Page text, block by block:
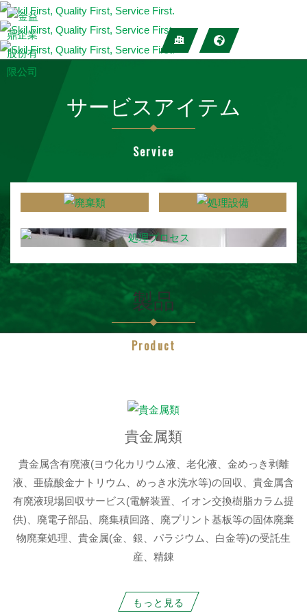
サービスアイテム
Service
製品
Product
貴金属類
貴金属含有廃液(ヨウ化カリウム液、老化液、金めっき剥離
液、亜硫酸金ナトリウム、めっき水洗水等)の回収、貴金属含
有廃液現場回収サービス(電解装置、イオン交換樹脂カラム提
供)、廃電子部品、廃集積回路、廃プリント基板等の固体廃棄
物廃棄処理、貴金属(金、銀、パラジウム、白金等)の受託生
産、精錬
もっと見る